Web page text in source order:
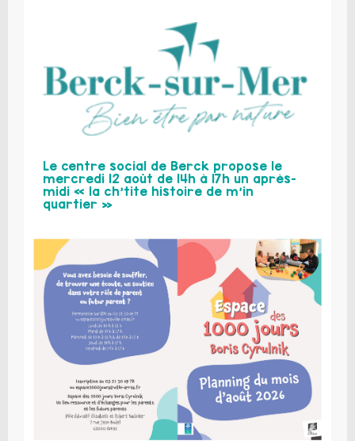
Le centre social de Berck propose le
mercredi 12 août de 14h à 17h un après-
midi « la ch’tite histoire de m’in
quartier »